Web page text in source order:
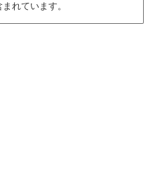
れています。